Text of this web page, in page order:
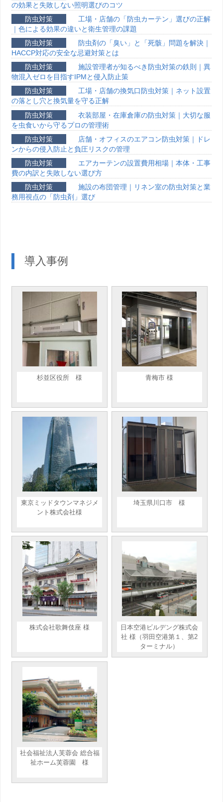
の効果と失敗しない照明選びのコツ
防虫対策
工場・店舗の「防虫カーテン」選びの正解
｜色による効果の違いと衛生管理の課題
防虫対策
防虫剤の「臭い」と「死骸」問題を解決｜
HACCP対応の安全な忌避対策とは
防虫対策
施設管理者が知るべき防虫対策の鉄則｜異
物混入ゼロを目指すIPMと侵入防止策
防虫対策
工場・店舗の換気口防虫対策｜ネット設置
の落とし穴と換気量を守る正解
防虫対策
衣装部屋・在庫倉庫の防虫対策｜大切な服
を虫食いから守るプロの管理術
防虫対策
店舗・オフィスのエアコン防虫対策｜ドレ
ンからの侵入防止と負圧リスクの管理
防虫対策
エアカーテンの設置費用相場｜本体・工事
費の内訳と失敗しない選び方
防虫対策
施設の布団管理｜リネン室の防虫対策と業
務用視点の「防虫剤」選び
導入事例
杉並区役所 様 青梅市 様
東京ミッドタウンマネジメ
ント株式会社様
埼玉県川口市 様
株式会社歌舞伎座 様
日本空港ビルデング株式会
社 様（羽田空港第１、第2
ターミナル）
社会福祉法人芙蓉会 総合福
祉ホーム芙蓉園 様